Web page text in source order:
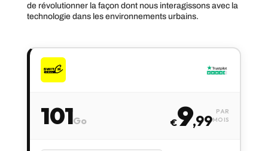
de révolutionner la façon dont nous interagissons avec la
technologie dans les environnements urbains.
101Go €9,99
PAR
MOIS